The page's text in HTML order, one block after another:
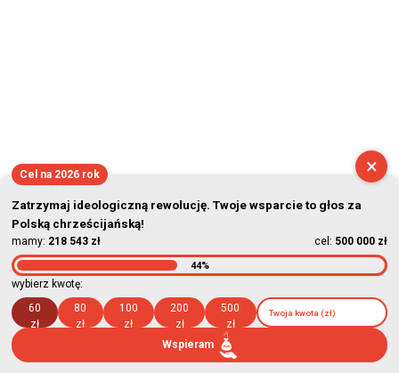
×
Cel na 2026 rok
Zatrzymaj ideologiczną rewolucję. Twoje wsparcie to głos za
Polską chrześcijańską!
mamy: 218 543 zł cel: 500 000 zł
44%
wybierz kwotę:
60
zł
80
zł
100
zł
200
zł
500
zł
Wspieram